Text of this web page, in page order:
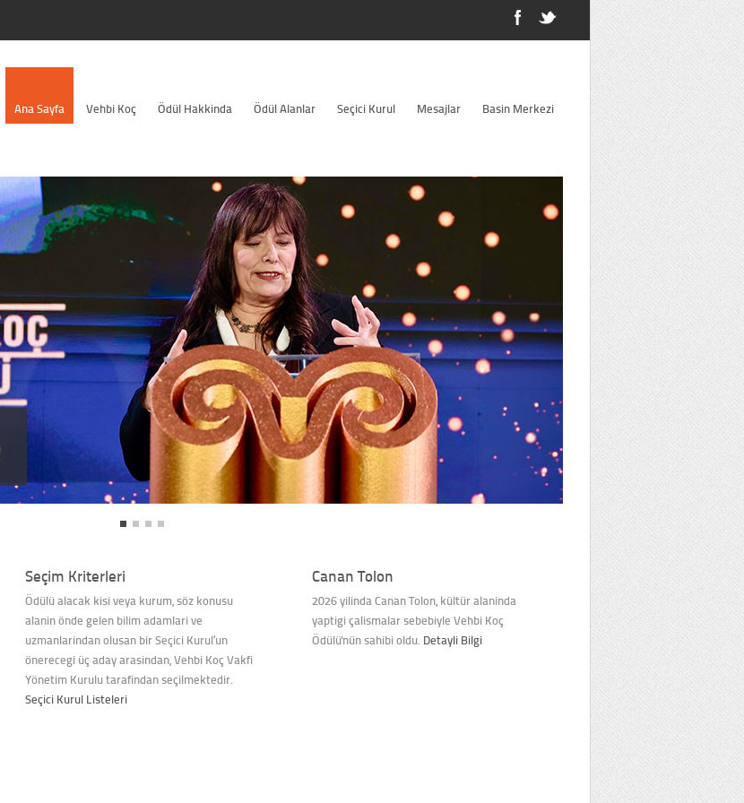
Ana Sayfa Vehbi Koç Ödül Hakkinda Ödül Alanlar Seçici Kurul Mesajlar Basin Merkezi
Seçim Kriterleri
Ödülü alacak kisi veya kurum, söz konusu
alanin önde gelen bilim adamlari ve
uzmanlarindan olusan bir Seçici Kurul’un
önerecegi üç aday arasindan, Vehbi Koç Vakfi
Yönetim Kurulu tarafindan seçilmektedir.
Seçici Kurul Listeleri
Canan Tolon
2026 yilinda Canan Tolon, kültür alaninda
yaptigi çalismalar sebebiyle Vehbi Koç
Ödülü'nün sahibi oldu. Detayli Bilgi